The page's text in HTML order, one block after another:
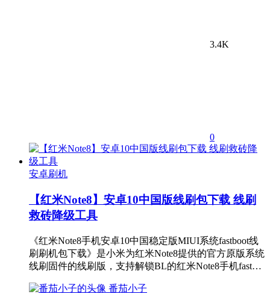
3.4K
0
安卓刷机
【红米Note8】安卓10中国版线刷包下载 线刷
救砖降级工具
《红米Note8手机安卓10中国稳定版MIUI系统fastboot线
刷刷机包下载》是小米为红米Note8提供的官方原版系统
线刷固件的线刷版，支持解锁BL的红米Note8手机fast…
番茄小子